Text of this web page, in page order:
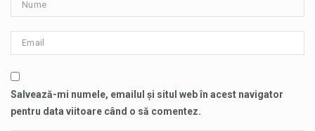
Salvează-mi numele, emailul și situl web în acest navigator
pentru data viitoare când o să comentez.